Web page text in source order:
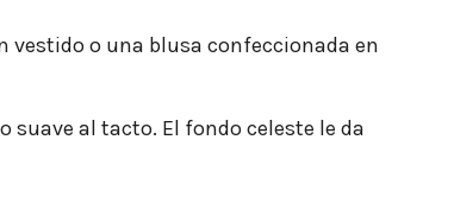
vestido o una blusa confeccionada en
suave al tacto. El fondo celeste le da